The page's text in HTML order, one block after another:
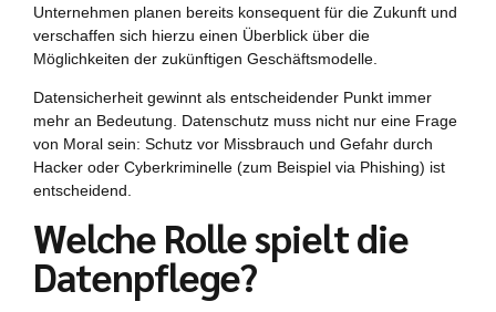
Unternehmen planen bereits konsequent für die Zukunft und
verschaffen sich hierzu einen Überblick über die
Möglichkeiten der zukünftigen Geschäftsmodelle.
Datensicherheit gewinnt als entscheidender Punkt immer
mehr an Bedeutung. Datenschutz muss nicht nur eine Frage
von Moral sein: Schutz vor Missbrauch und Gefahr durch
Hacker oder Cyberkriminelle (zum Beispiel via Phishing) ist
entscheidend.
Welche Rolle spielt die
Datenpflege?